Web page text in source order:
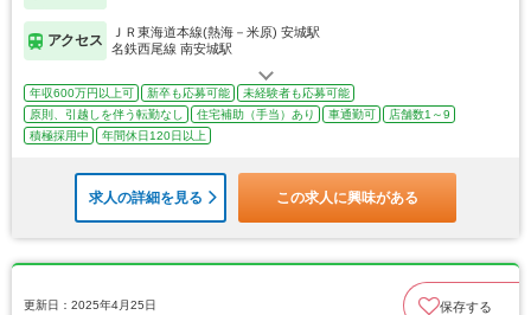
アクセス
ＪＲ東海道本線(熱海－米原) 安城駅
名鉄西尾線 南安城駅
年収600万円以上可 新卒も応募可能
未経験者も応募可能
原則、引越しを伴う転勤なし
住宅補助（手当）あり 車通勤可
店舗数1～9
積極採用中
年間休日120日以上
求人の詳細を見る この求人に興味がある
更新日：2025年4月25日 保存する